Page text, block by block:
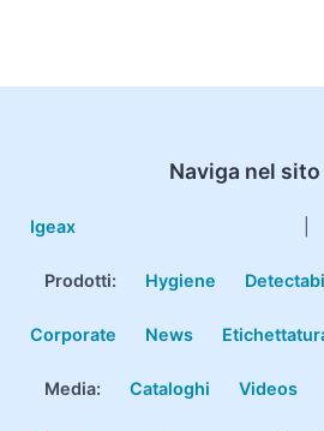
Naviga nel
Igeax
Prodotti: Hygiene
Corporate News
Media: Cataloghi Videos